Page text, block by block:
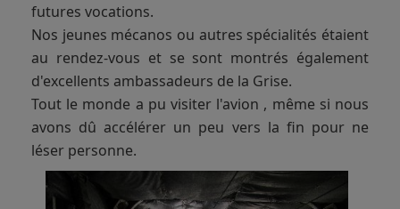
futures vocations.
Nos jeunes mécanos ou autres spécialités étaient
au rendez-vous et se sont montrés également
d'excellents ambassadeurs de la Grise.
Tout le monde a pu visiter l'avion , même si nous
avons dû accélérer un peu vers la fin pour ne
léser personne.